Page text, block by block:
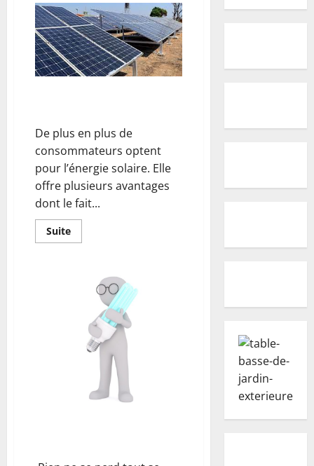
Que
faire
en
cas
de
panne
d’électricité
?
De plus en plus de
consommateurs optent
pour l’énergie solaire. Elle
offre plusieurs avantages
dont le fait...
SuiteEn
savoir
panneaux
solaires
hybrides